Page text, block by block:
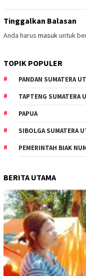
Tinggalkan Balasan
Anda harus masukuntuk
TOPIK POPULER
PANDAN SUMATERA
TAPTENG SUMATERA
PAPUA
SIBOLGA SUMATERA
PEMERINTAH BIAK
BERITA UTAMA